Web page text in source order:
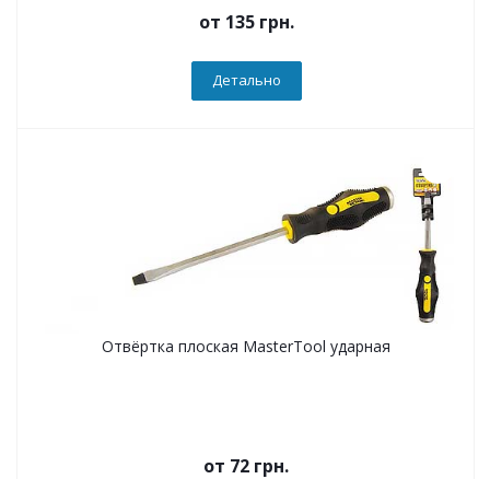
от 135 грн.
Детально
Отвёртка плоская MasterTool ударная
от 72 грн.